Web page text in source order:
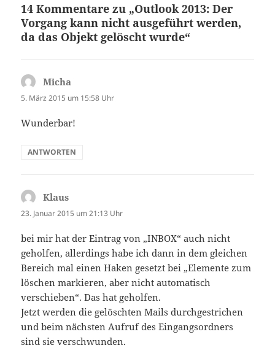
14 Kommentare zu „Outlook 2013: Der
Vorgang kann nicht ausgeführt werden,
da das Objekt gelöscht wurde“
Micha
5. März 2015 um 15:58 Uhr
Wunderbar!
ANTWORTEN
Klaus
23. Januar 2015 um 21:13 Uhr
bei mir hat der Eintrag von „INBOX“ auch nicht
geholfen, allerdings habe ich dann in dem gleichen
Bereich mal einen Haken gesetzt bei „Elemente zum
löschen markieren, aber nicht automatisch
verschieben“. Das hat geholfen.
Jetzt werden die gelöschten Mails durchgestrichen
und beim nächsten Aufruf des Eingangsordners
sind sie verschwunden.